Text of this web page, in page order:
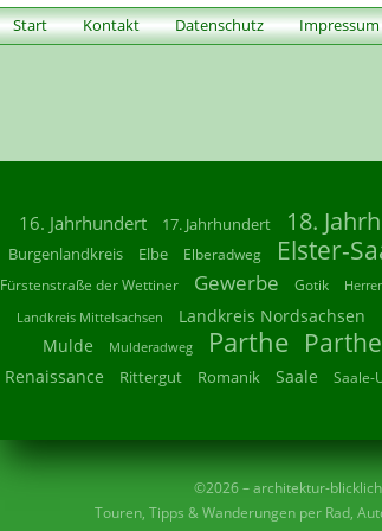
Start Kontakt Datenschutz Impressum
16. Jahrhundert 17. Jahrhundert 18.
Burgenlandkreis Elbe Elberadweg Elster-
Fürstenstraße der Wettiner Gewerbe Gotik
Landkreis Mittelsachsen Landkreis Nordsachsen
Mulde Mulderadweg Parthe
Renaissance Rittergut Romanik Saale Saale-
©2026 – architektur-
Touren, Tipps & Wanderungen per Rad,